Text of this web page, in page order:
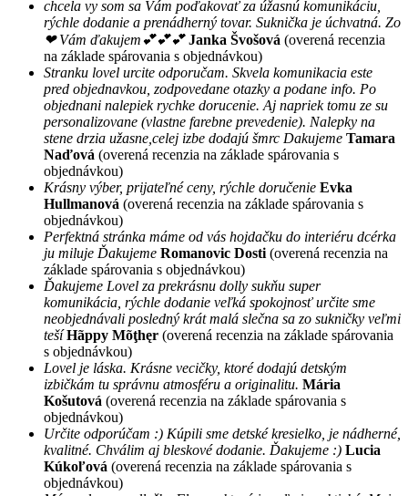
chcela vy som sa Vám poďakovať za úžasnú komunikáciu,
rýchle dodanie a prenádherný tovar. Suknička je úchvatná. Zo
❤ Vám ďakujem💕💕💕 Janka Švošová (overená recenzia
na základe spárovania s objednávkou)
Stranku lovel urcite odporučam. Skvela komunikacia este
pred objednavkou, zodpovedane otazky a podane info. Po
objednani nalepiek rychke dorucenie. Aj napriek tomu ze su
personalizovane (vlastne farebne prevedenie). Nalepky na
stene drzia užasne,celej izbe dodajú šmrc Dakujeme Tamara
Naďová (overená recenzia na základe spárovania s
objednávkou)
Krásny výber, prijateľné ceny, rýchle doručenie Evka
Hullmanová (overená recenzia na základe spárovania s
objednávkou)
Perfektná stránka máme od vás hojdačku do interiéru dcérka
ju miluje Ďakujeme Romanovic Dosti (overená recenzia na
základe spárovania s objednávkou)
Ďakujeme Lovel za prekrásnu dolly sukňu super
komunikácia, rýchle dodanie veľká spokojnosť určite sme
neobjednávali posledný krát malá slečna sa zo sukničky veľmi
tešíHãppy Mõţhęr (overená recenzia na základe spárovania
s objednávkou)
Lovel je láska. Krásne vecičky, ktoré dodajú detským
izbičkám tu správnu atmosféru a originalitu. Mária
Košutová (overená recenzia na základe spárovania s
objednávkou)
Určite odporúčam :) Kúpili sme detské kresielko, je nádherné,
kvalitné. Chválim aj bleskové dodanie. Ďakujeme :) Lucia
Kúkoľová (overená recenzia na základe spárovania s
objednávkou)